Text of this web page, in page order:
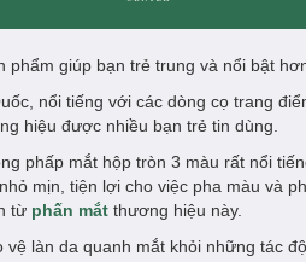
phẩm giúp bạn trẻ trung và nổi bật
nổi tiếng với các dòng cọ trang
hiệu được nhiều bạn trẻ tin dùng.
phấp mắt hộp tròn 3 màu rất nổi
mịn, tiện lợi cho việc pha màu và
từ phấn mắt thương hiệu này.
làn da quanh mắt khỏi những tác